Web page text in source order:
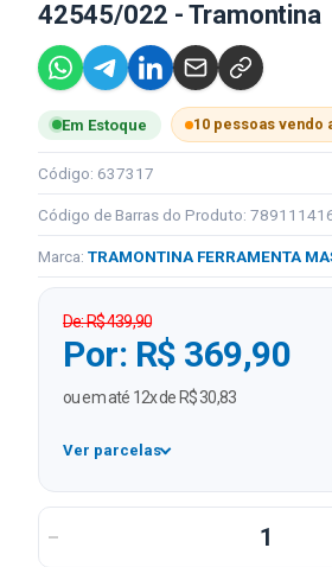
42545/022 - Tramontina
Em Estoque 10 pessoas vendo
Código: 637317
Código de Barras do Produto:
Marca: TRAMONTINA FERRAMENTA
De: R$ 439,90
Por: R$ 369,90
ou em até 12x de R$ 30,83
Ver parcelas
1x